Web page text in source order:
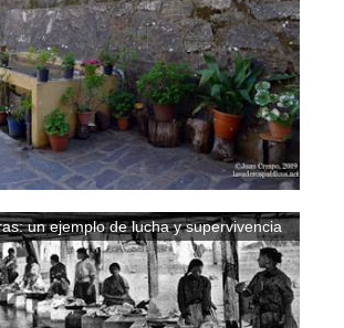
un ejemplo de lucha y supervivencia